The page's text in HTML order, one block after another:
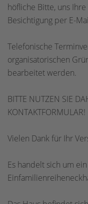
höfliche Bitte, uns
Besichtigung per E-
Telefonische
organisatorischen
bearbeitet werden.
BITTE NUTZEN SIE
KONTAKTFORMULAR!
Vielen Dank für Ihr
Es handelt sich um